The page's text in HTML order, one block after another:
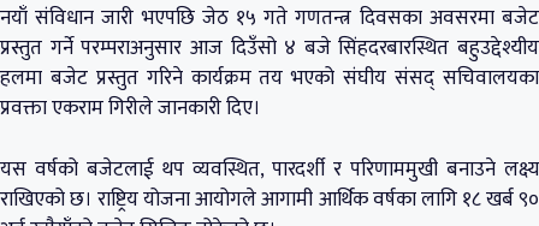
नयाँ संविधान जारी भएपछि जेठ १५ गते गणतन्त्र दिवसका अवसरमा बजेट
प्रस्तुत गर्ने परम्पराअनुसार आज दिउँसो ४ बजे सिंहदरबारस्थित बहुउद्देश्यीय
हलमा बजेट प्रस्तुत गरिने कार्यक्रम तय भएको संघीय संसद् सचिवालयका
प्रवक्ता एकराम गिरीले जानकारी दिए।
यस वर्षको बजेटलाई थप व्यवस्थित, पारदर्शी र परिणाममुखी बनाउने लक्ष्य
राखिएको छ। राष्ट्रिय योजना आयोगले आगामी आर्थिक वर्षका लागि १८ खर्ब ९०